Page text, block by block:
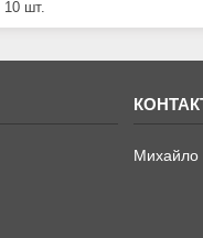
10 шт.
Михайло